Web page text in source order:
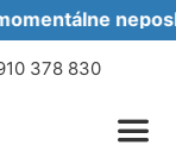
378 830